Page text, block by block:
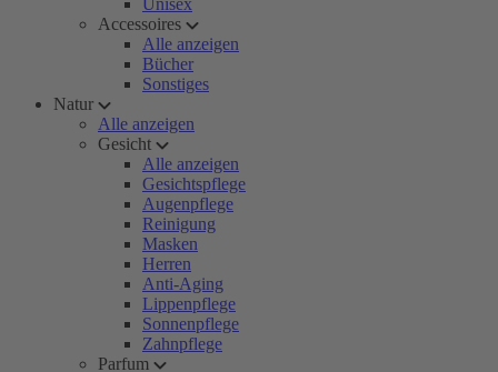
Unisex
Accessoires
Alle anzeigen
Bücher
Sonstiges
Natur
Alle anzeigen
Gesicht
Alle anzeigen
Gesichtspflege
Augenpflege
Reinigung
Masken
Herren
Anti-Aging
Lippenpflege
Sonnenpflege
Zahnpflege
Parfum